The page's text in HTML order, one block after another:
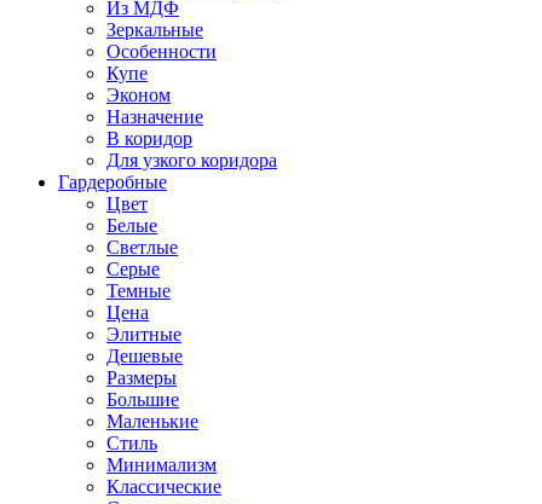
Из МДФ
Зеркальные
Особенности
Купе
Эконом
Назначение
В коридор
Для узкого коридора
Гардеробные
Цвет
Белые
Светлые
Серые
Темные
Цена
Элитные
Дешевые
Размеры
Большие
Маленькие
Стиль
Минимализм
Классические